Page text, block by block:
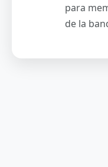
para
de la